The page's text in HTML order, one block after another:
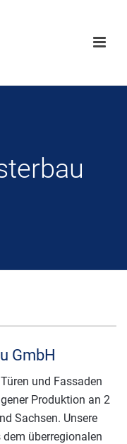
GmbH
und Fassaden
Produktion an 2
Sachsen. Unsere
überregionalen